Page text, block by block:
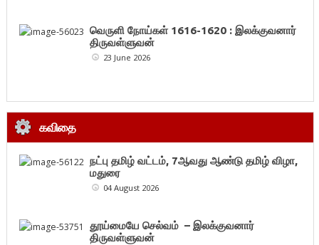
வெருளி நோய்கள் 1616-1620 : இலக்குவனார்
திருவள்ளுவன்
23 June 2026
கவிதை
நட்பு தமிழ் வட்டம், 7ஆவது ஆண்டு தமிழ் விழா,
மதுரை
04 August 2026
தூய்மையே செல்வம் – இலக்குவனார்
திருவள்ளுவன்